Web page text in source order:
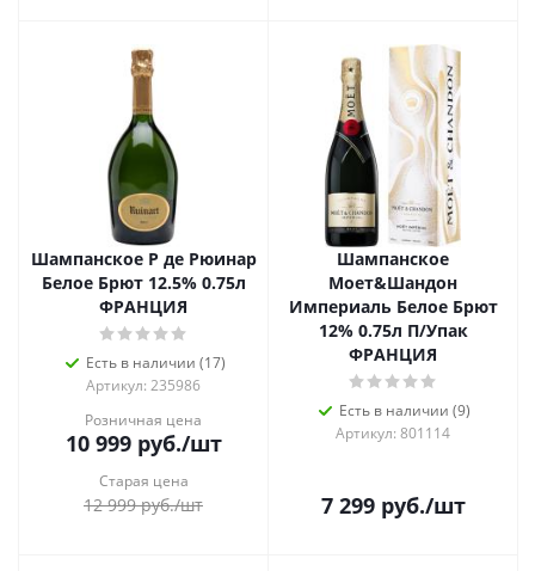
Шампанское Р де Рюинар
Белое Брют 12.5% 0.75л
ФРАНЦИЯ
Есть в наличии (17)
Артикул: 235986
Розничная цена
10 999руб./шт
Старая цена
12 999руб./шт
Шампанское
Моет&Шандон
Империаль Белое Брют
12% 0.75л П/Упак
ФРАНЦИЯ
Есть в наличии (9)
Артикул: 801114
7 299руб./шт